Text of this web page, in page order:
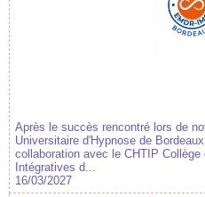
Après le succès rencontré lors de
Universitaire d'Hypnose de
collaboration avec le CHTIP Collège
Intégratives d...
16/03/2027